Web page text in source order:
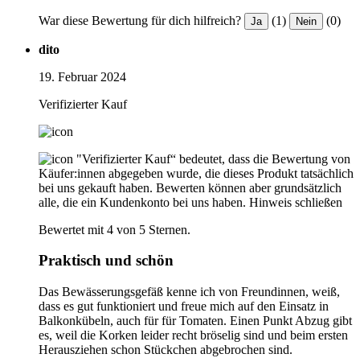
War diese Bewertung für dich hilfreich? Ja (1) Nein (0)
dito
19. Februar 2024
Verifizierter Kauf
"Verifizierter Kauf“ bedeutet, dass die Bewertung von
Käufer:innen abgegeben wurde, die dieses Produkt tatsächlich
bei uns gekauft haben. Bewerten können aber grundsätzlich
alle, die ein Kundenkonto bei uns haben. Hinweis schließen
Bewertet mit 4 von 5 Sternen.
Praktisch und schön
Das Bewässerungsgefäß kenne ich von Freundinnen, weiß,
dass es gut funktioniert und freue mich auf den Einsatz in
Balkonkübeln, auch für für Tomaten. Einen Punkt Abzug gibt
es, weil die Korken leider recht bröselig sind und beim ersten
Herausziehen schon Stückchen abgebrochen sind.